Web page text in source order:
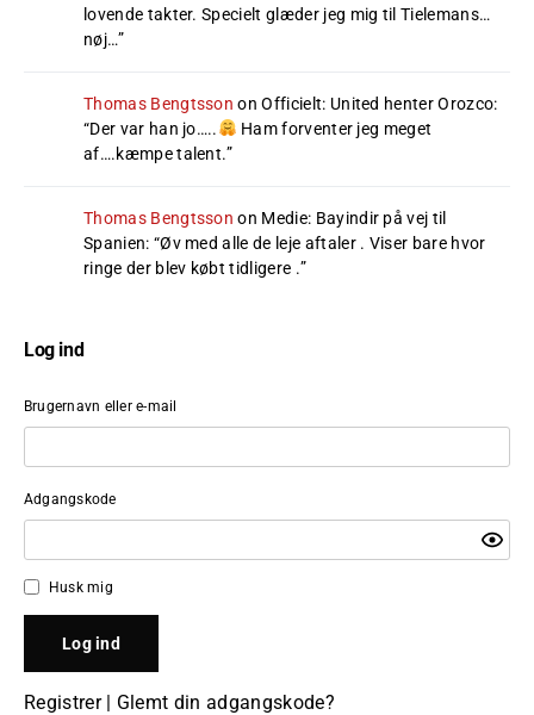
lovende takter. Specielt glæder jeg mig til Tielemans…
nøj…”
Thomas Bengtsson onOfficielt: United henter Orozco:
“Der var han jo…..
Ham forventer jeg meget
af….kæmpe talent.”
Thomas Bengtsson on Medie: Bayindir på vej til
Spanien: “Øv med alle de leje aftaler . Viser bare hvor
ringe der blev købt tidligere .”
Log ind
Brugernavn eller e-mail
Adgangskode
Husk mig
Registrer| Glemt din adgangskode?